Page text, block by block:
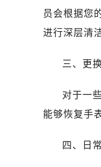
员会根据您
进行深层清
三、更
对于一
能够恢复手
四、日